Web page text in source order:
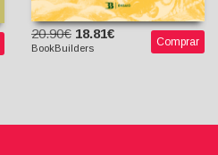
20.90€ 18.81€
BookBuilders Comprar